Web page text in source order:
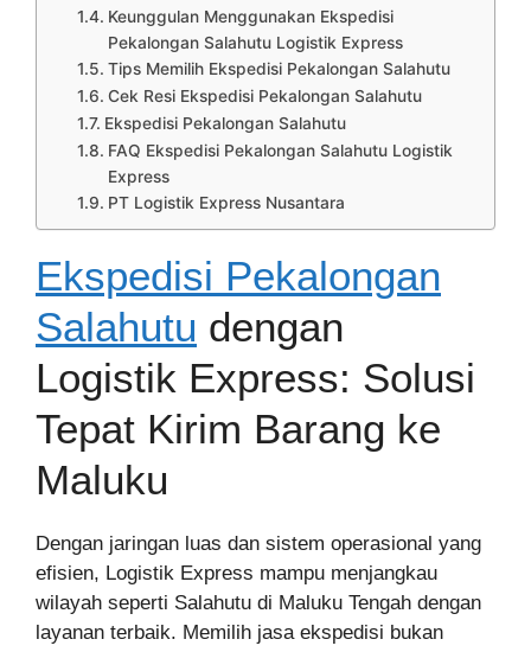
Keunggulan Menggunakan Ekspedisi
Pekalongan Salahutu Logistik Express
Tips Memilih Ekspedisi Pekalongan Salahutu
Cek Resi Ekspedisi Pekalongan Salahutu
Ekspedisi Pekalongan Salahutu
FAQ Ekspedisi Pekalongan Salahutu Logistik
Express
PT Logistik Express Nusantara
Ekspedisi Pekalongan
Salahutu dengan
Logistik Express: Solusi
Tepat Kirim Barang ke
Maluku
Dengan jaringan luas dan sistem operasional yang
efisien, Logistik Express mampu menjangkau
wilayah seperti Salahutu di Maluku Tengah dengan
layanan terbaik. Memilih jasa ekspedisi bukan